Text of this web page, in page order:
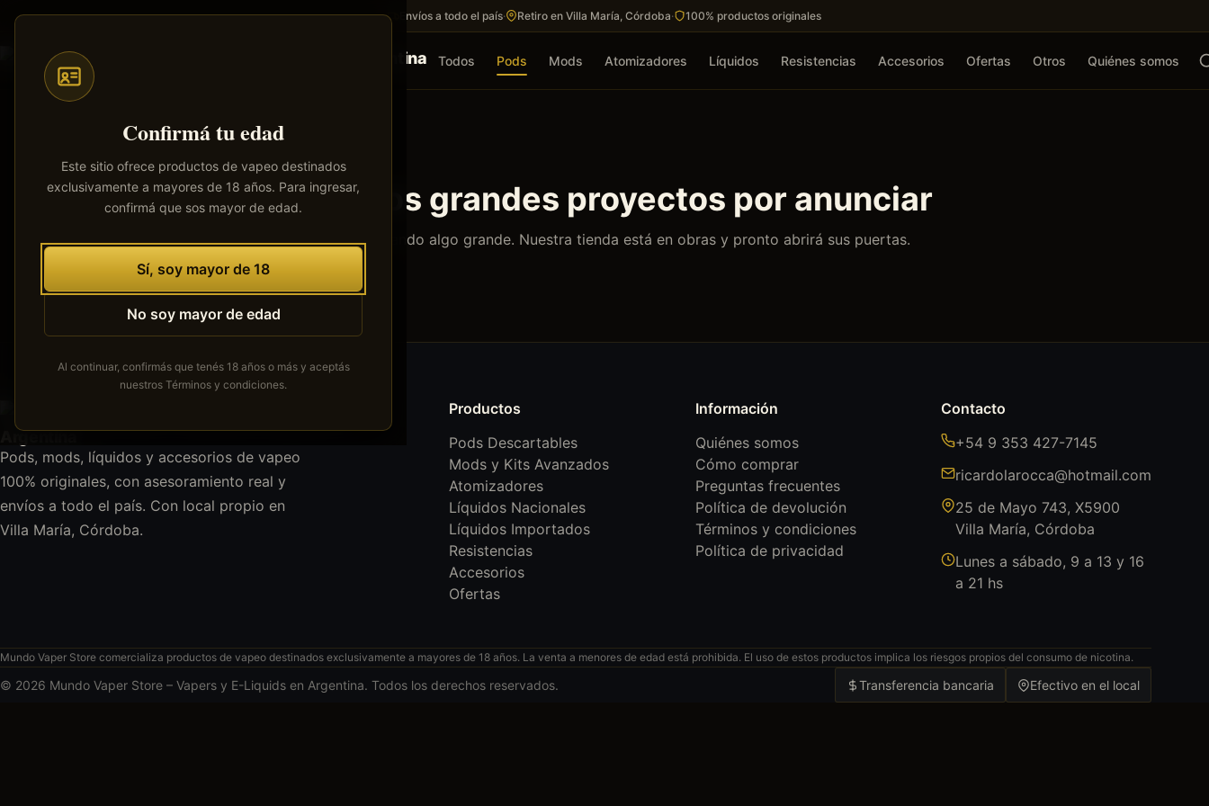
Confirmá tu edad
Este sitio ofrece productos de vapeo destinados
exclusivamente a mayores de 18 años. Para ingresar,
confirmá que sos mayor de edad.
Sí, soy mayor de 18
No soy mayor de edad
Al continuar, confirmás que tenés 18 años o más y aceptás
nuestros Términos y condiciones.
Saltar
contenido
principal
Envíos a todo el país· Retiro en Villa María, Córdoba· 100% productos originales
Todos Pods Mods Atomizadores Líquidos Resistencias Accesorios Ofertas Otros Quiénes somos
Tenemos grandes proyectos por anunciar
Se está cocinando algo grande. Nuestra tienda está en obras y pronto abrirá sus puertas.
Pods, mods, líquidos y accesorios de vapeo
100% originales, con asesoramiento real y
envíos a todo el país. Con local propio en
Villa María, Córdoba.
Productos
Pods Descartables
Mods y Kits Avanzados
Atomizadores
Líquidos Nacionales
Líquidos Importados
Resistencias
Accesorios
Ofertas
Información
Quiénes somos
Cómo comprar
Preguntas frecuentes
Política de devolución
Términos y condiciones
Política de privacidad
Contacto
+54 9 353 427-7145
ricardolarocca@hotmail.com
25 de Mayo 743, X5900
Villa María, Córdoba
Lunes a sábado, 9 a 13 y 16
a 21 hs
Mundo Vaper Store comercializa productos de vapeo destinados exclusivamente a mayores de 18 años. La venta a menores de edad está prohibida. El uso de estos productos implica los riesgos propios del consumo de nicotina.
© 2026 Mundo Vaper Store – Vapers y E-Liquids en Argentina. Todos los derechos reservados. Transferencia bancaria Efectivo en el local